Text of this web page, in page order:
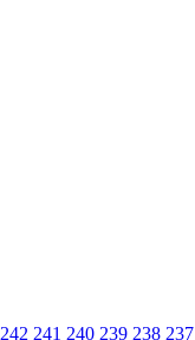
242 241 240 239 238 237